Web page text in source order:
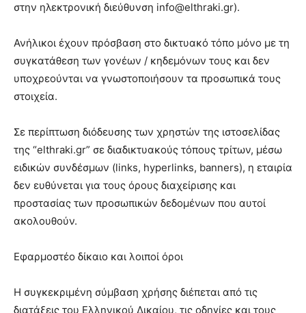
στην ηλεκτρονική διεύθυνση info@elthraki.gr).
Ανήλικοι έχουν πρόσβαση στο δικτυακό τόπο μόνο με τη
συγκατάθεση των γονέων / κηδεμόνων τους και δεν
υποχρεούνται να γνωστοποιήσουν τα προσωπικά τους
στοιχεία.
Σε περίπτωση διόδευσης των χρηστών της ιστοσελίδας
της “elthraki.gr” σε διαδικτυακούς τόπους τρίτων, μέσω
ειδικών συνδέσμων (links, hyperlinks, banners), η εταιρία
δεν ευθύνεται για τους όρους διαχείρισης και
προστασίας των προσωπικών δεδομένων που αυτοί
ακολουθούν.
Εφαρμοστέο δίκαιο και λοιποί όροι
Η συγκεκριμένη σύμβαση χρήσης διέπεται από τις
διατάξεις του Ελληνικού Δικαίου, τις οδηγίες και τους